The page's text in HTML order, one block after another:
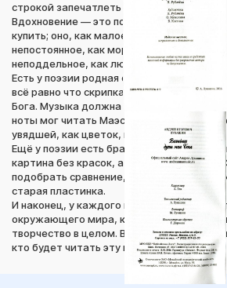
строкой запечатлеть родившуюся мысль.
Вдохновение — это подарок свыше,
купить; оно, как малое дитя,
непостоянное, как морские волны, но
неподдельное, как любовь.
Есть у поэзии родная сестра — музыка.
всё равно что скрипка без смычка,
Бога. Музыка должна звучать между
ноты мог читать Маэстро. Иначе она
увядшей, как цветок, который не
Ещё у поэзии есть брат — это образ.
картина без красок, а часы без
подобрать сравнение, неизбитое,
старая пластинка.
И наконец, у каждого поэта есть своё
окружающего мира, которое
творчество в целом. Вот поэтому я хочу
кто будет читать эту книгу.